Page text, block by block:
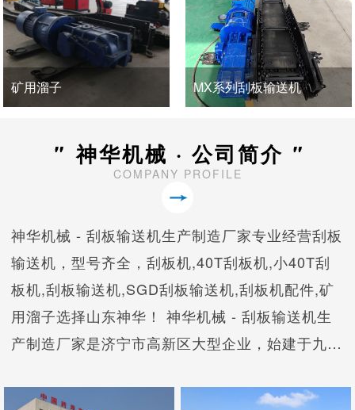
MX系列刮板输送机 TGSS-50刮板输送机
" 神华机械 · 公司简介 "
COMPANY PROFILE
神华机械 - 刮板输送机生产制造厂家专业经营刮板
输送机，型号齐全，刮板机,40T刮板机,小40T刮
板机,刮板输送机,SGD刮板输送机,刮板机配件,矿
用溜子选择山东神华！ 神华机械 - 刮板输送机生
产制造厂家是济宁市高新区大型企业，始建于九十
产制造企业。